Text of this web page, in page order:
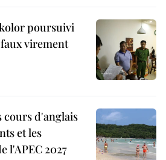
poursuivi
virement
cours d'anglais
et les
l'APEC 2027